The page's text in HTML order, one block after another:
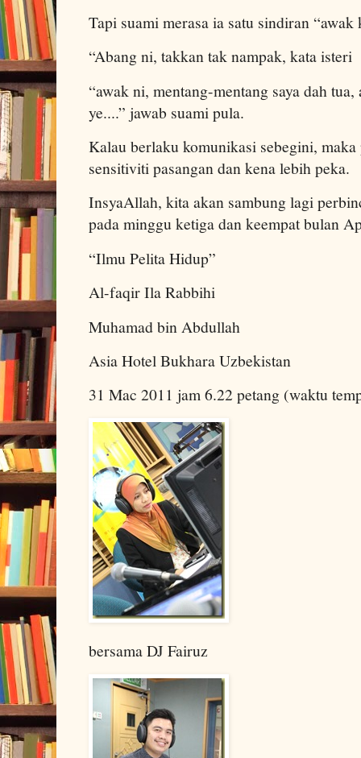
Tapi suami merasa ia satu sindiran “awak
“Abang ni, takkan tak nampak, kata isteri
“awak ni, mentang-mentang saya dah
ye....” jawab suami pula.
Kalau berlaku komunikasi sebegini, maka
sensitiviti pasangan dan kena lebih peka.
InsyaAllah, kita akan sambung lagi
pada minggu ketiga dan keempat bulan
“Ilmu Pelita Hidup”
Al-faqir Ila Rabbihi
Muhamad bin Abdullah
Asia Hotel Bukhara Uzbekistan
31 Mac 2011 jam 6.22 petang (waktu
bersama DJ Fairuz